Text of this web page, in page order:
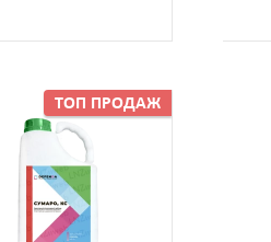
ТОП ПРОДАЖ